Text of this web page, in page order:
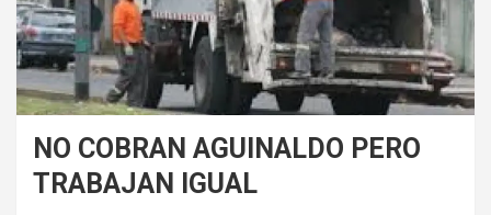
NO COBRAN AGUINALDO PERO
TRABAJAN IGUAL